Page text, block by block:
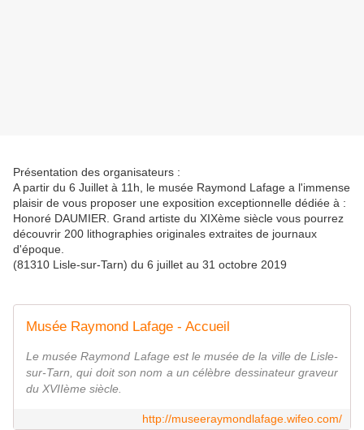
Présentation des organisateurs :
A partir du 6 Juillet à 11h, le musée Raymond Lafage a l'immense
plaisir de vous proposer une exposition exceptionnelle dédiée à :
Honoré DAUMIER. Grand artiste du XIXème siècle vous pourrez
découvrir 200 lithographies originales extraites de journaux
d'époque.
(81310 Lisle-sur-Tarn) du 6 juillet au 31 octobre 2019
Musée Raymond Lafage - Accueil
Le musée Raymond Lafage est le musée de la ville de Lisle-
sur-Tarn, qui doit son nom a un célèbre dessinateur graveur
du XVIIème siècle.
http://museeraymondlafage.wifeo.com/